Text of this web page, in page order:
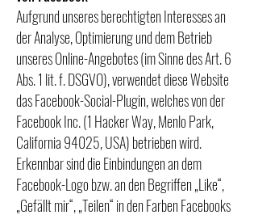
Aufgrund unseres berechtigten Interesses an
der Analyse, Optimierung und dem Betrieb
unseres Online-Angebotes (im Sinne des Art. 6
Abs. 1 lit. f. DSGVO), verwendet diese Website
das Facebook-Social-Plugin, welches von der
Facebook Inc. (1 Hacker Way, Menlo Park,
California 94025, USA) betrieben wird.
Erkennbar sind die Einbindungen an dem
Facebook-Logo bzw. an den Begriffen „Like“,
„Gefällt mir“, „Teilen“ in den Farben Facebooks